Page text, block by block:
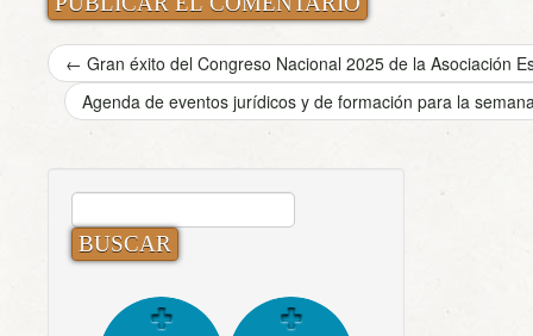
← Gran éxito del Congreso Nacional 2025 de la Asociación
Agenda de eventos jurídicos y de formación para la
BUSCAR: